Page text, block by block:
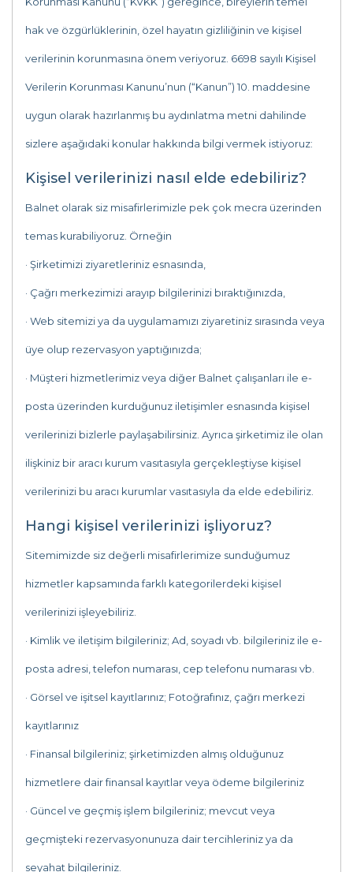
hak ve özgürlüklerinin, özel hayatın gizliliğinin ve kişisel
verilerinin korunmasına önem veriyoruz. 6698 sayılı Kişisel
Verilerin Korunması Kanunu’nun (“Kanun”) 10. maddesine
uygun olarak hazırlanmış bu aydınlatma metni dahilinde
sizlere aşağıdaki konular hakkında bilgi vermek istiyoruz:
Kişisel verilerinizi nasıl elde edebiliriz?
Balnet olarak siz misafirlerimizle pek çok mecra üzerinden
temas kurabiliyoruz. Örneğin
· Şirketimizi ziyaretleriniz esnasında,
· Çağrı merkezimizi arayıp bilgilerinizi bıraktığınızda,
· Web sitemizi ya da uygulamamızı ziyaretiniz sırasında veya
üye olup rezervasyon yaptığınızda;
· Müşteri hizmetlerimiz veya diğer Balnet çalışanları ile e-
posta üzerinden kurduğunuz iletişimler esnasında kişisel
verilerinizi bizlerle paylaşabilirsiniz. Ayrıca şirketimiz ile olan
ilişkiniz bir aracı kurum vasıtasıyla gerçekleştiyse kişisel
verilerinizi bu aracı kurumlar vasıtasıyla da elde edebiliriz.
Hangi kişisel verilerinizi işliyoruz?
Sitemimizde siz değerli misafirlerimize sunduğumuz
hizmetler kapsamında farklı kategorilerdeki kişisel
verilerinizi işleyebiliriz.
· Kimlik ve iletişim bilgileriniz; Ad, soyadı vb. bilgileriniz ile e-
posta adresi, telefon numarası, cep telefonu numarası vb.
· Görsel ve işitsel kayıtlarınız; Fotoğrafınız, çağrı merkezi
kayıtlarınız
· Finansal bilgileriniz; şirketimizden almış olduğunuz
hizmetlere dair finansal kayıtlar veya ödeme bilgileriniz
· Güncel ve geçmiş işlem bilgileriniz; mevcut veya
geçmişteki rezervasyonunuza dair tercihleriniz ya da
seyahat bilgileriniz.